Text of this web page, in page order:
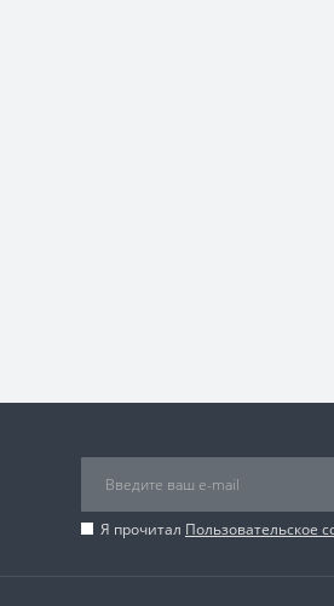
Я прочитал Пользовательское